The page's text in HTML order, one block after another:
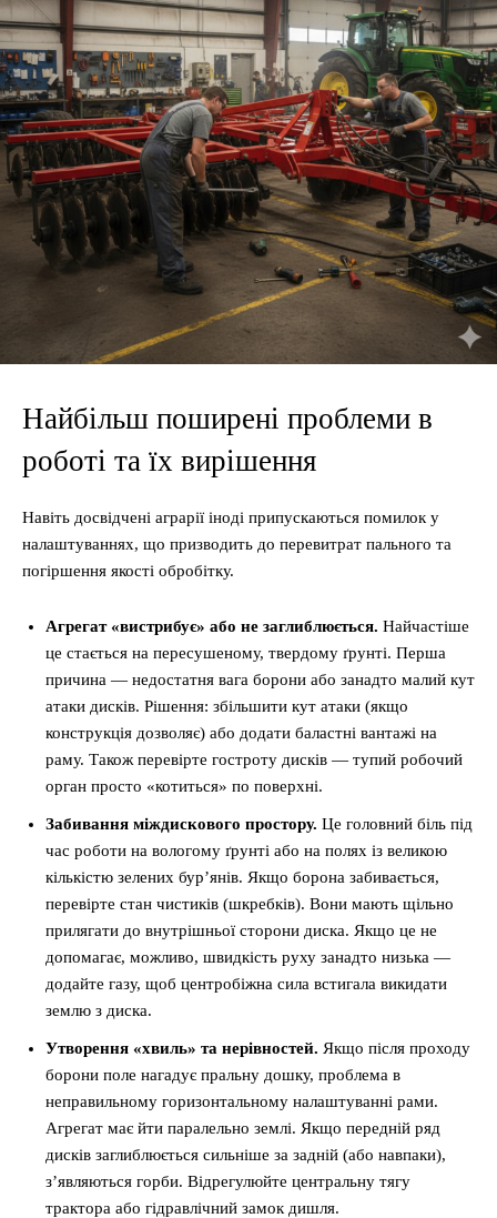
Найбільш поширені проблеми в
роботі та їх вирішення
Навіть досвідчені аграрії іноді припускаються помилок у
налаштуваннях, що призводить до перевитрат пального та
погіршення якості обробітку.
Агрегат «вистрибує» або не заглиблюється. Найчастіше
це стається на пересушеному, твердому ґрунті. Перша
причина — недостатня вага борони або занадто малий кут
атаки дисків. Рішення: збільшити кут атаки (якщо
конструкція дозволяє) або додати баластні вантажі на
раму. Також перевірте гостроту дисків — тупий робочий
орган просто «котиться» по поверхні.
Забивання міждискового простору. Це головний біль під
час роботи на вологому ґрунті або на полях із великою
кількістю зелених бур’янів. Якщо борона забивається,
перевірте стан чистиків (шкребків). Вони мають щільно
прилягати до внутрішньої сторони диска. Якщо це не
допомагає, можливо, швидкість руху занадто низька —
додайте газу, щоб центробіжна сила встигала викидати
землю з диска.
Утворення «хвиль» та нерівностей. Якщо після проходу
борони поле нагадує пральну дошку, проблема в
неправильному горизонтальному налаштуванні рами.
Агрегат має йти паралельно землі. Якщо передній ряд
дисків заглиблюється сильніше за задній (або навпаки),
з’являються горби. Відрегулюйте центральну тягу
трактора або гідравлічний замок дишля.